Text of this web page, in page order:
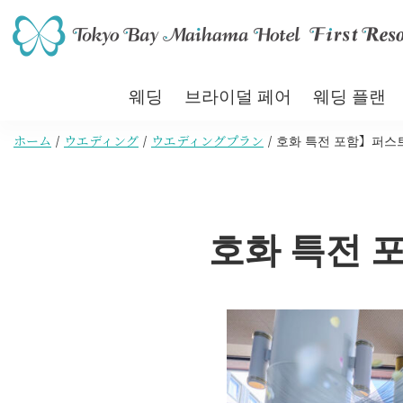
웨딩 브라이덜 페어 웨딩 플랜
ホーム ウエディング ウエディングプラン 호화 특전 포함】퍼
호화 특전